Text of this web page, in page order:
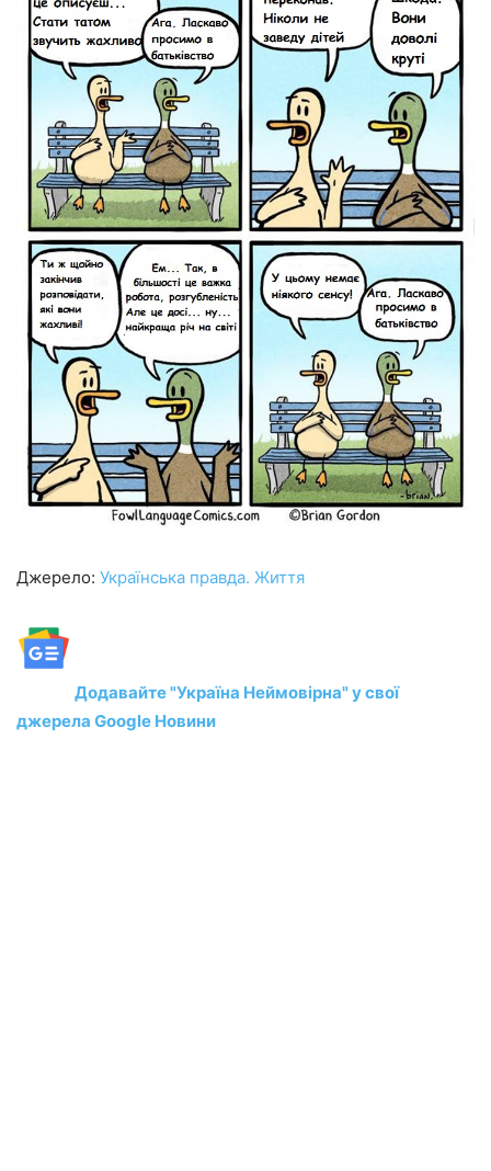
Джерело: Українська правда. Життя
Додавайте "Україна Неймовірна" у свої
джерела Google Новини